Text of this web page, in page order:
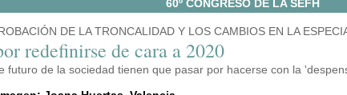
60º CONGRESO DE LA SEFH
DE LA TRONCALIDAD Y LOS CAMBIOS EN LA
redefinirse de cara a 2020
futuro de la sociedad tienen que pasar por hacerse con la